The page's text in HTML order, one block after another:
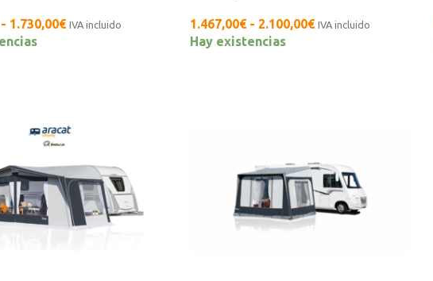
- 1.730,00€ IVA incluido 1.467,00€ - 2.100,00€ IVA incluido
Hay existencias